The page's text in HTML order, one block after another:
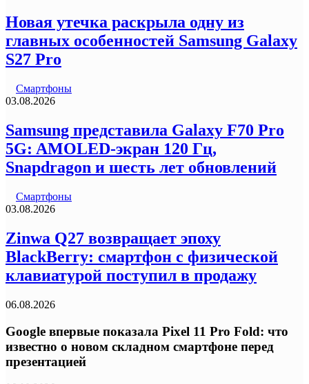
Новая утечка раскрыла одну из
главных особенностей Samsung Galaxy
S27 Pro
Смартфоны
03.08.2026
Samsung представила Galaxy F70 Pro
5G: AMOLED-экран 120 Гц,
Snapdragon и шесть лет обновлений
Смартфоны
03.08.2026
Zinwa Q27 возвращает эпоху
BlackBerry: смартфон с физической
клавиатурой поступил в продажу
06.08.2026
Google впервые показала Pixel 11 Pro Fold: что
известно о новом складном смартфоне перед
презентацией